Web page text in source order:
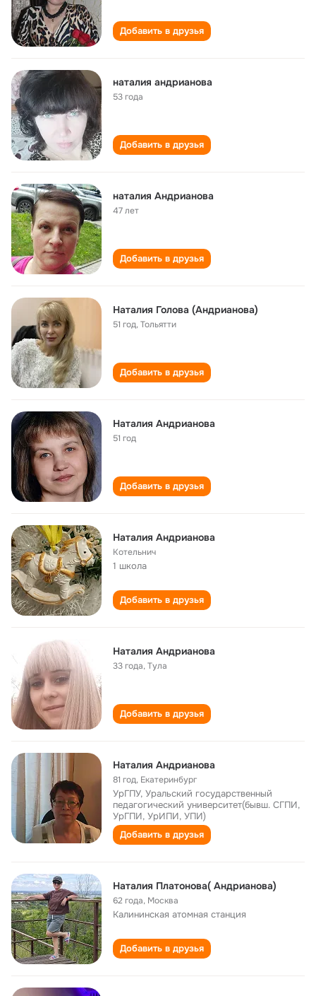
Добавить в друзья
наталия андрианова
53 года
Добавить в друзья
наталия Андрианова
47 лет
Добавить в друзья
Наталия Голова (Андрианова)
51 год,Тольятти
Добавить в друзья
Наталия Андрианова
51 год
Добавить в друзья
Наталия Андрианова
Котельнич
1 школа
Добавить в друзья
Наталия Андрианова
33 года,Тула
Добавить в друзья
Наталия Андрианова
81 год, Екатеринбург
УрГПУ, Уральский государственный
педагогический университет(бывш. СГПИ,
УрГПИ, УрИПИ, УПИ)
Добавить в друзья
Наталия Платонова( Андрианова)
62 года, Москва
Калининская атомная станция
Добавить в друзья